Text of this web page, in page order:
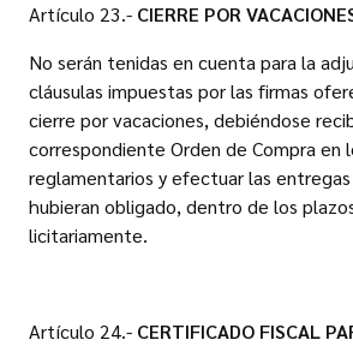
Artículo 23.- CIERRE POR
No serán tenidas en cuenta para la
cláusulas impuestas por las firmas
cierre por vacaciones, debiéndose
correspondiente Orden de Compra en
reglamentarios y efectuar las entregas
hubieran obligado, dentro de los
licitariamente.
Artículo 24.- CERTIFICADO FISCAL